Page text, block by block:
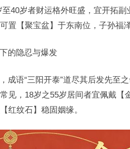
40岁者财运格外旺盛，宜开拓副
置【聚宝盆】于东南位，子孙福泽
的隐忍与爆发
成语“三阳开泰”道尽其后发先至
见，18岁之55岁居间者宜佩戴【
红纹石】稳固姻缘。